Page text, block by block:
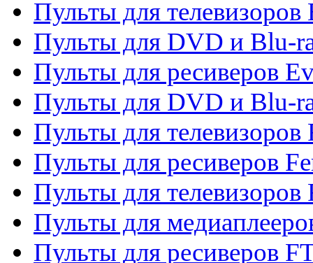
Пульты для телевизоров
Пульты для DVD и Blu-
Пульты для ресиверов
Пульты для DVD и Blu-
Пульты для телевизоров
Пульты для ресиверов
Пульты для
Пульты для
Пульты для ресиверов